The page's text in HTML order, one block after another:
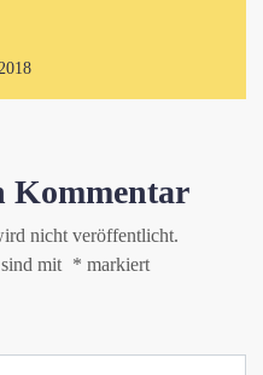
Kommentar
nicht veröffentlicht.
mit * markiert